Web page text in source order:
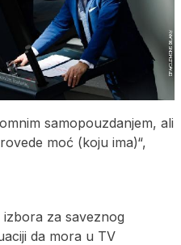
samopouzdanjem, ali
moć (koju ima)“,
za saveznog
da mora u TV